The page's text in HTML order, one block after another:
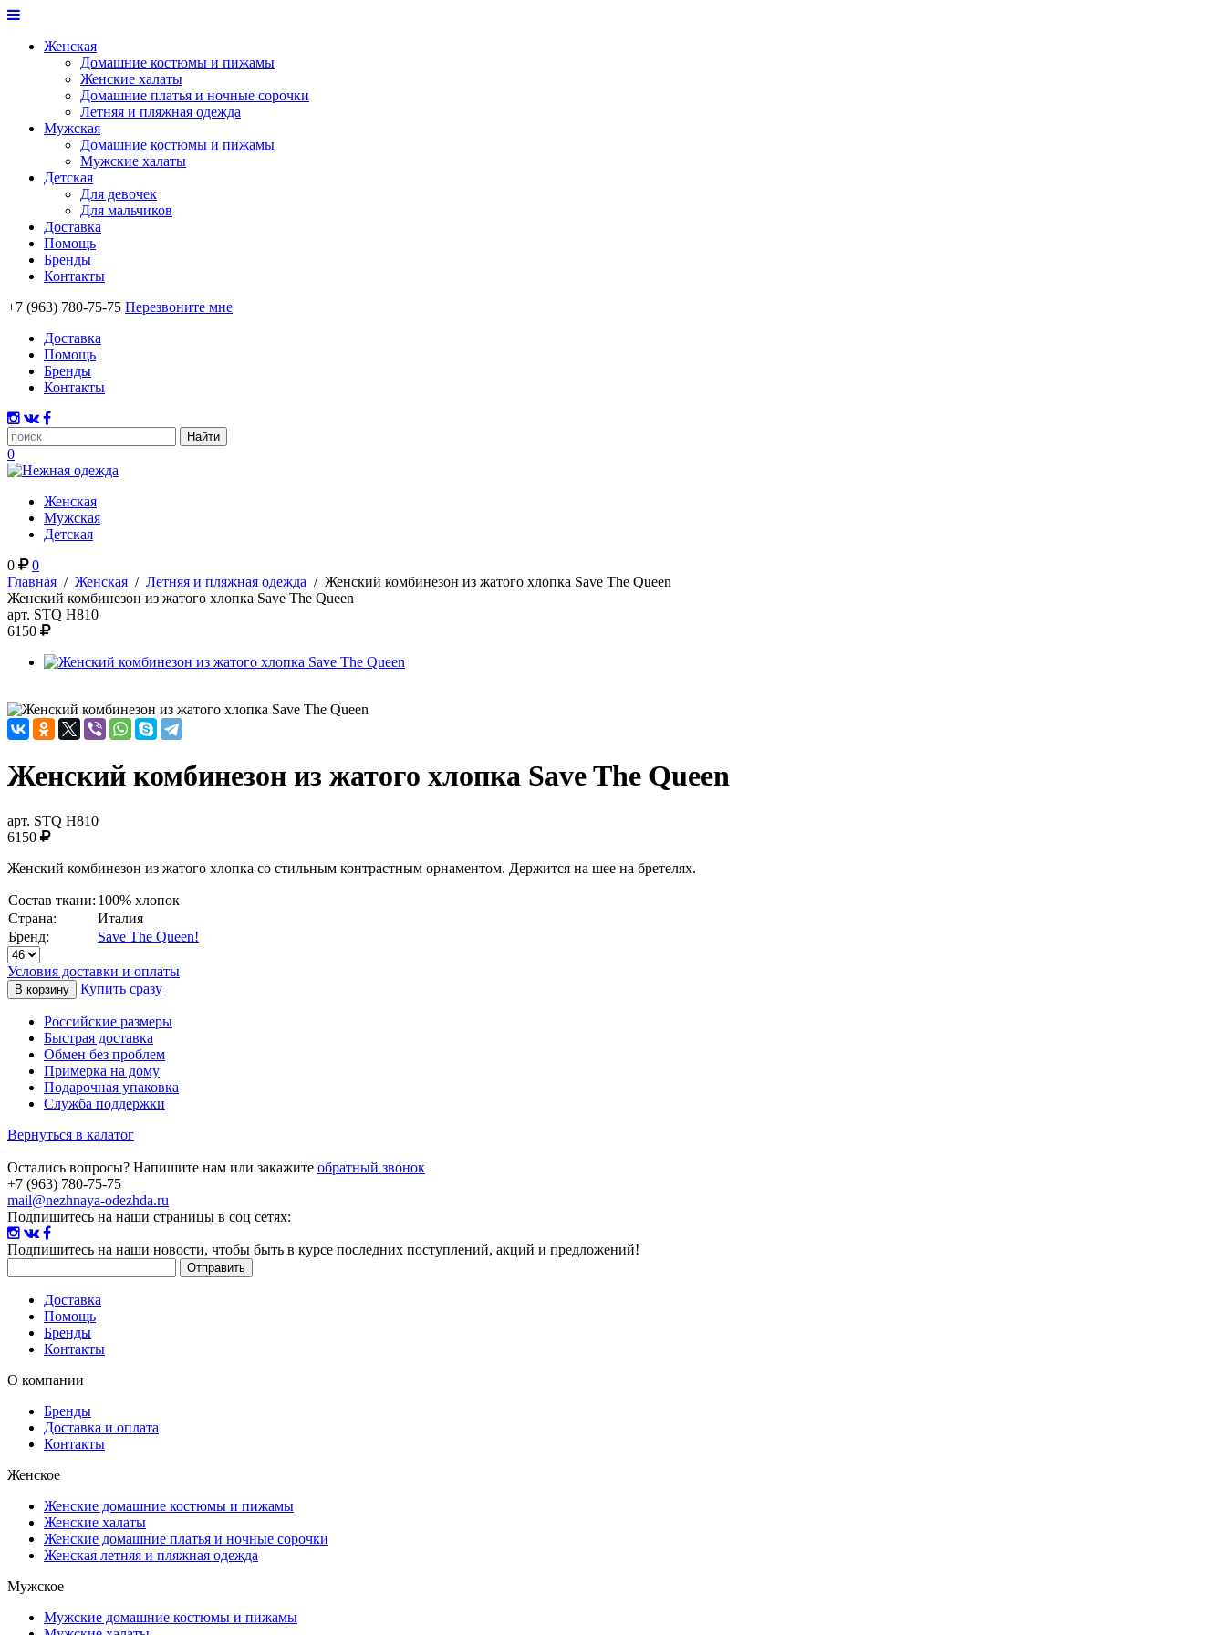
Женская
Домашние костюмы и пижамы
Женские халаты
Домашние платья и ночные сорочки
Летняя и пляжная одежда
Мужская
Домашние костюмы и пижамы
Мужские халаты
Детская
Для девочек
Для мальчиков
Доставка
Помощь
Бренды
Контакты
+7 (963) 780-75-75 Перезвоните мне
Доставка
Помощь
Бренды
Контакты
0
Женская
Мужская
Детская
0
0
Главная / Женская / Летняя и пляжная одежда / Женский комбинезон из жатого хлопка Save The Queen
Женский комбинезон из жатого хлопка Save The Queen
арт. STQ H810
6150
Женский комбинезон из жатого хлопка Save The Queen
арт. STQ H810
6150
Женский комбинезон из жатого хлопка со стильным контрастным орнаментом. Держится на шее на бретелях.
Состав ткани: 100% хлопок
Страна:
Италия
Бренд:
Save The Queen!
Условия доставки и оплаты
Купить сразу
Российские размеры
Быстрая доставка
Обмен без проблем
Примерка на дому
Подарочная упаковка
Служба поддержки
Вернуться в калатог
Остались вопросы? Напишите нам или закажите обратный звонок
+7 (963) 780-75-75
mail@nezhnaya-odezhda.ru
Подпишитесь на наши страницы в соц сетях:
Подпишитесь на наши новости, чтобы быть в курсе последних поступлений, акций и предложений!
Доставка
Помощь
Бренды
Контакты
О компании
Бренды
Доставка и оплата
Контакты
Женское
Женские домашние костюмы и пижамы
Женские халаты
Женские домашние платья и ночные сорочки
Женская летняя и пляжная одежда
Мужское
Мужские домашние костюмы и пижамы